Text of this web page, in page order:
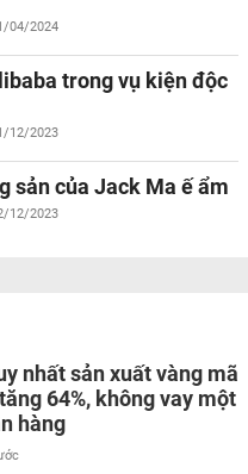
04/2024
trong vụ kiện độc
12/2023
sản của Jack Ma ế ẩm
12/2023
nhất sản xuất vàng mã
64%, không vay một
hàng